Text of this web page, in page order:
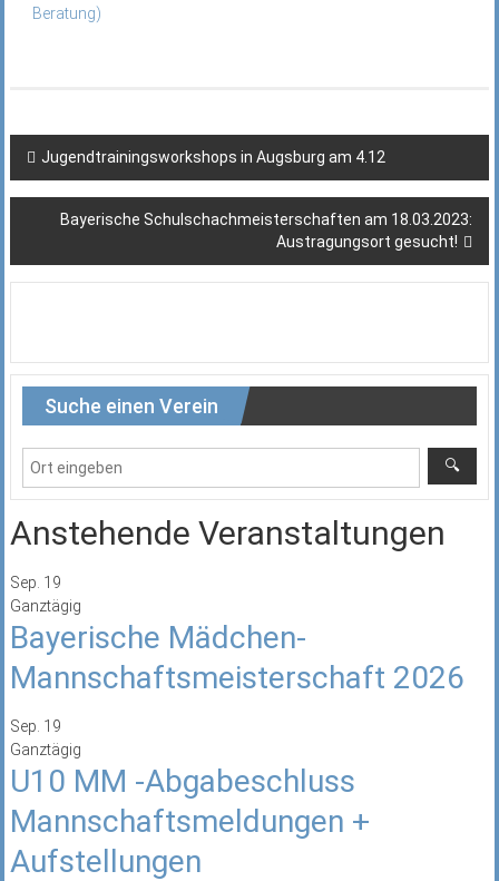
Beratung)
Beitragsnavigation
Jugendtrainingsworkshops in Augsburg am 4.12
Bayerische Schulschachmeisterschaften am 18.03.2023:
Austragungsort gesucht!
Suche einen Verein
Anstehende Veranstaltungen
Sep. 19
Ganztägig
Bayerische Mädchen-
Mannschaftsmeisterschaft 2026
Sep. 19
Ganztägig
U10 MM -Abgabeschluss
Mannschaftsmeldungen +
Aufstellungen